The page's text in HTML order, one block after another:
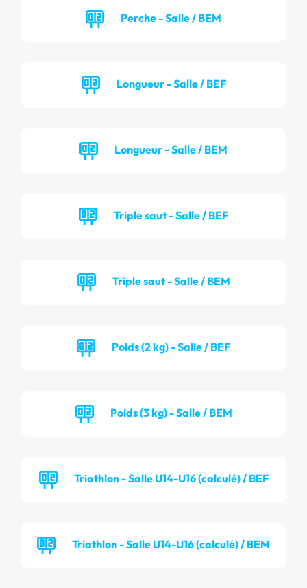
Perche - Salle / BEM
Longueur - Salle / BEF
Longueur - Salle / BEM
Triple saut - Salle / BEF
Triple saut - Salle / BEM
Poids (2 kg) - Salle / BEF
Poids (3 kg) - Salle / BEM
Triathlon - Salle U14-U16 (calculé) / BEF
Triathlon - Salle U14-U16 (calculé) / BEM